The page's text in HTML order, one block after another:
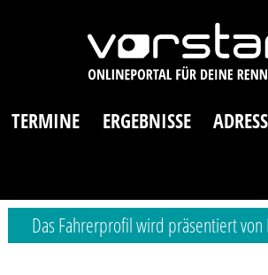
TERMINE ERGEBNISSE
Das Fahrerprofil wird präsentiert von